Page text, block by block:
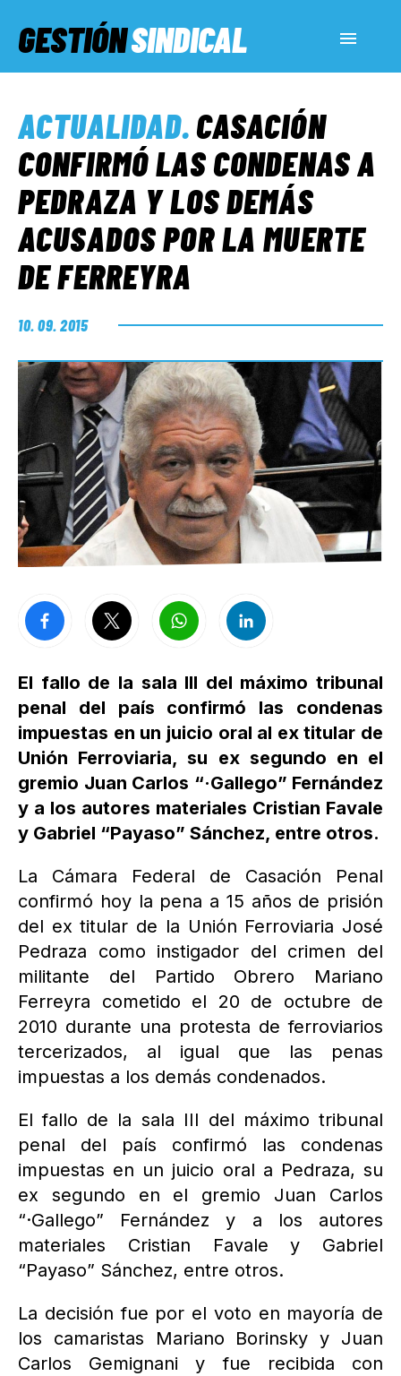
GESTIÓNSINDICAL
SERVICIOS SOCIALES
INFORMES ESPECIALES
FUERA DE MEGÁFONO
EL LADO «G»
ACTUALIDAD.CASACIÓN
CONFIRMÓ LAS CONDENAS A
PEDRAZA Y LOS DEMÁS
ACUSADOS POR LA MUERTE
DE FERREYRA
10. 09. 2015
El fallo de la sala III del máximo tribunal
penal del país confirmó las condenas
impuestas en un juicio oral al ex titular de
Unión Ferroviaria, su ex segundo en el
gremio Juan Carlos “·Gallego” Fernández
y a los autores materiales Cristian Favale
y Gabriel “Payaso” Sánchez, entre otros.
La Cámara Federal de Casación Penal
confirmó hoy la pena a 15 años de prisión
del ex titular de la Unión Ferroviaria José
Pedraza como instigador del crimen del
militante del Partido Obrero Mariano
Ferreyra cometido el 20 de octubre de
2010 durante una protesta de ferroviarios
tercerizados, al igual que las penas
impuestas a los demás condenados.
El fallo de la sala III del máximo tribunal
penal del país confirmó las condenas
impuestas en un juicio oral a Pedraza, su
ex segundo en el gremio Juan Carlos
“·Gallego” Fernández y a los autores
materiales Cristian Favale y Gabriel
“Payaso” Sánchez, entre otros.
La decisión fue por el voto en mayoría de
los camaristas Mariano Borinsky y Juan
Carlos Gemignani y fue recibida con